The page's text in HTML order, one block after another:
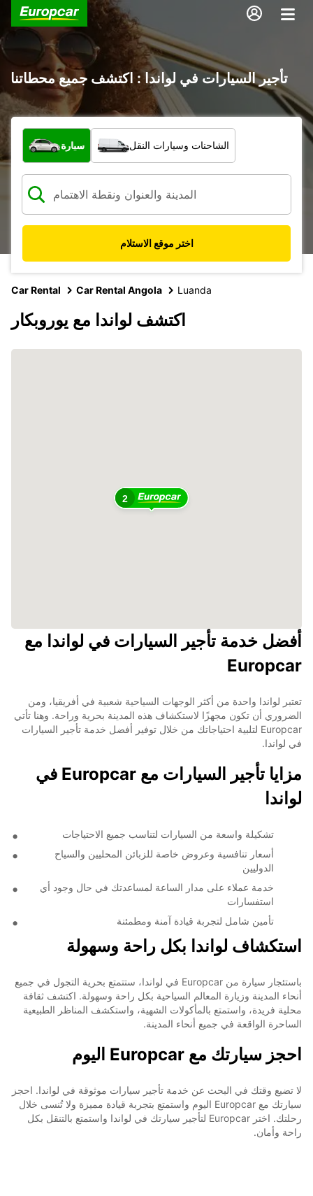
تأجير السيارات في لواندا : اكتشف جميع محطاتنا
ما نوع المركبة؟
سيارة الشاحنات وسيارات النقل
اختر موقع الاستلام
Car Rental Car Rental Angola Luanda
اكتشف لواندا مع يوروبكار
2
أفضل خدمة تأجير السيارات في لواندا مع
Europcar
تعتبر لواندا واحدة من أكثر الوجهات السياحية شعبية في أفريقيا، ومن
الضروري أن تكون مجهزًا لاستكشاف هذه المدينة بحرية وراحة. وهنا تأتي
Europcar لتلبية احتياجاتك من خلال توفير أفضل خدمة تأجير السيارات
في لواندا.
مزايا تأجير السيارات مع Europcar في
لواندا
تشكيلة واسعة من السيارات لتناسب جميع الاحتياجات
أسعار تنافسية وعروض خاصة للزبائن المحليين والسياح
الدوليين
خدمة عملاء على مدار الساعة لمساعدتك في حال وجود أي
استفسارات
تأمين شامل لتجربة قيادة آمنة ومطمئنة
استكشاف لواندا بكل راحة وسهولة
باستئجار سيارة من Europcar في لواندا، ستتمتع بحرية التجول في جميع
أنحاء المدينة وزيارة المعالم السياحية بكل راحة وسهولة. اكتشف ثقافة
محلية فريدة، واستمتع بالمأكولات الشهية، واستكشف المناظر الطبيعية
الساحرة الواقعة في جميع أنحاء المدينة.
احجز سيارتك مع Europcar اليوم
لا تضيع وقتك في البحث عن خدمة تأجير سيارات موثوقة في لواندا. احجز
سيارتك مع Europcar اليوم واستمتع بتجربة قيادة مميزة ولا تُنسى خلال
رحلتك. اختر Europcar لتأجير سيارتك في لواندا واستمتع بالتنقل بكل
راحة وأمان.